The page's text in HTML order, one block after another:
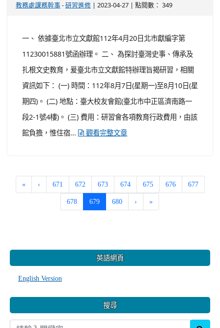
教務處課務幹事 - 研習進修 | 2023-04-27 | 點閱數： 349
一、 依據臺北市立文獻館112年4月20日北市獻編字第
11230015881號函辦理。 二、 為探討臺灣史事、傳承及
扎根文史教育，爰臺北市立文獻館特辦理旨揭研習，相關
資訊如下： (一) 時間：112年8月7日(星期一)至8月10日(星
期四)。 (二) 地點：臺大校友會館(臺北市中正區濟南路一
段2-1號4樓)。 (三) 費用：研習會各項教育行政費用，由該
館負擔，惟住宿...
觀看完整文章
« ‹ 671 672 673 674 675 676 677
678 679(current)
680 › »
英語網頁
English Version
搜尋